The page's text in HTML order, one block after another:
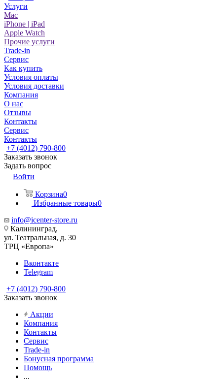
Услуги
Mac
iPhone | iPad
Apple Watch
Прочие услуги
Trade-in
Сервис
Как купить
Условия оплаты
Условия доставки
Компания
О нас
Отзывы
Контакты
Сервис
Контакты
+7 (4012) 790-800
Заказать звонок
Задать вопрос
Войти
Корзина0
Избранные товары0
info@icenter-store.ru
Калининград,
ул. Театральная, д. 30
ТРЦ «Европа»
Вконтакте
Telegram
+7 (4012) 790-800
Заказать звонок
Акции
Компания
Контакты
Сервис
Trade-in
Бонусная программа
Помощь
...